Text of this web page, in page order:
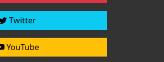
Twitter
YouTube